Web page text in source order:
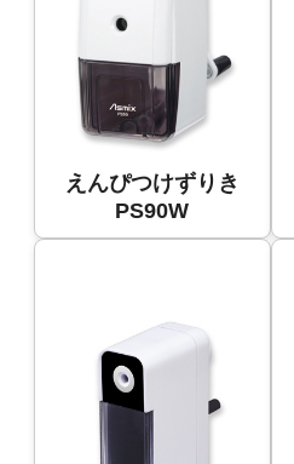
えんぴつけずりき
PS90W